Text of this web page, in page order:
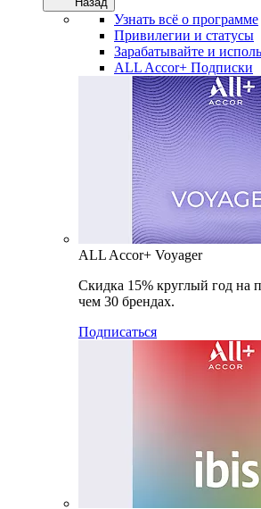
Узнать всё о программе
Привилегии и статусы
Зарабатывайте и
ALL Accor+ Подписки
ALL Accor+ Voyager
Скидка 15% круглый год на
чем 30 брендах.
Подписаться